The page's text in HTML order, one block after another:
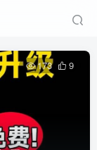
173 9